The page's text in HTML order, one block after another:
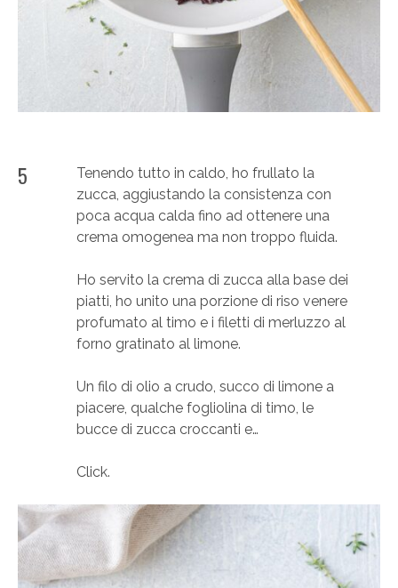
5
Tenendo tutto in caldo, ho frullato la
zucca, aggiustando la consistenza con
poca acqua calda fino ad ottenere una
crema omogenea ma non troppo fluida.
Ho servito la crema di zucca alla base dei
piatti, ho unito una porzione di riso venere
profumato al timo e i filetti di merluzzo al
forno gratinato al limone.
Un filo di olio a crudo, succo di limone a
piacere, qualche fogliolina di timo, le
bucce di zucca croccanti e…
Click.